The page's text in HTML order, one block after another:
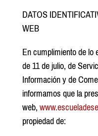
DATOS
WEB
En cumplimiento de lo
de 11 de julio, de
Información y de
informamos que la
web,
propiedad de: